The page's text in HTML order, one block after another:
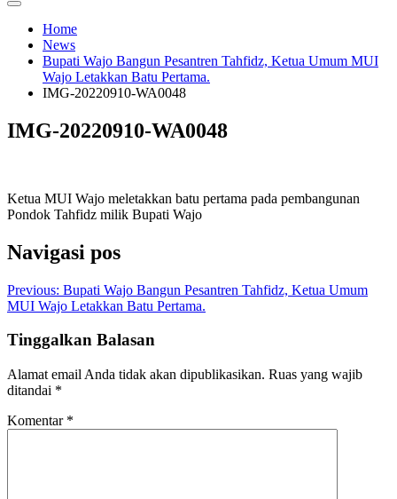
Home
News
Bupati Wajo Bangun Pesantren Tahfidz, Ketua Umum MUI
Wajo Letakkan Batu Pertama.
IMG-20220910-WA0048
IMG-20220910-WA0048
Ketua MUI Wajo meletakkan batu pertama pada pembangunan
Pondok Tahfidz milik Bupati Wajo
Navigasi pos
Previous: Bupati Wajo Bangun Pesantren Tahfidz, Ketua Umum
MUI Wajo Letakkan Batu Pertama.
Tinggalkan Balasan
Alamat email Anda tidak akan dipublikasikan. Ruas yang wajib
ditandai *
Komentar *